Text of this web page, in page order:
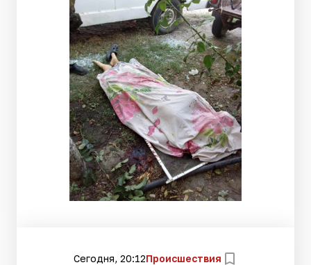
Сегодня, 20:12Происшествия